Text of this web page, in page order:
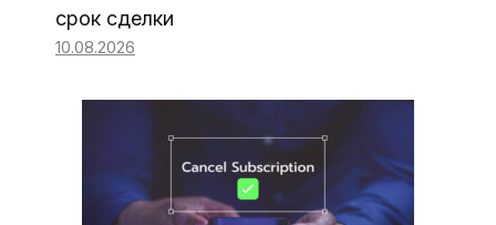
срок сделки
10.08.2026